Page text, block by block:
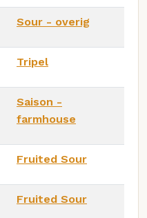
Sour - overig
Tripel
Saison -
farmhouse
Fruited Sour
Fruited Sour